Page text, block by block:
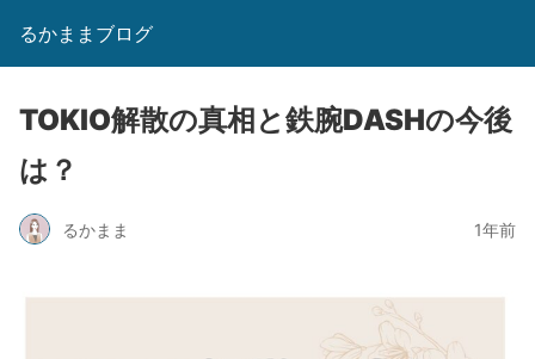
るかままブログ
TOKIO解散の真相と鉄腕DASHの今後
は？
るかまま 1年前